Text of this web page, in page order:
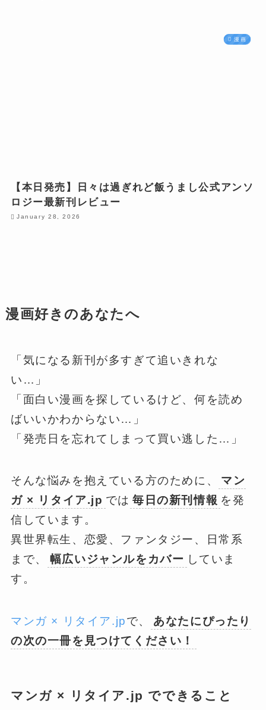
漫画
【本日発売】日々は過ぎれど飯うまし公式アンソ
ロジー最新刊レビュー
January 28, 2026
漫画好きのあなたへ
「気になる新刊が多すぎて追いきれな
い…」
「面白い漫画を探しているけど、何を読め
ばいいかわからない…」
「発売日を忘れてしまって買い逃した…」
そんな悩みを抱えている方のために、
マン
ガ × リタイア.jp では 毎日の新刊情報 を発
信しています。
異世界転生、恋愛、ファンタジー、日常系
まで、
幅広いジャンルをカバー していま
す。
マンガ × リタイア.jpで、
あなたにぴったり
の次の一冊を見つけてください！
マンガ × リタイア.jp でできること